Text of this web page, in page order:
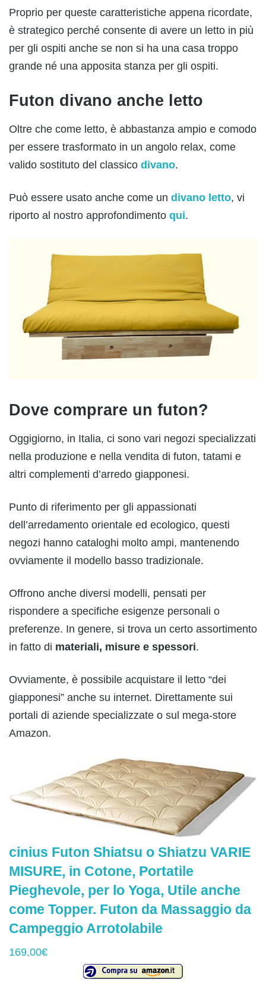
Proprio per queste caratteristiche appena ricordate,
è strategico perché consente di avere un letto in più
per gli ospiti anche se non si ha una casa troppo
grande né una apposita stanza per gli ospiti.
Futon divano anche letto
Oltre che come letto, è abbastanza ampio e comodo
per essere trasformato in un angolo relax, come
valido sostituto del classico divano.
Può essere usato anche come un divano letto, vi
riporto al nostro approfondimento qui.
Dove comprare un futon?
Oggigiorno, in Italia, ci sono vari negozi specializzati
nella produzione e nella vendita di futon, tatami e
altri complementi d’arredo giapponesi.
Punto di riferimento per gli appassionati
dell’arredamento orientale ed ecologico, questi
negozi hanno cataloghi molto ampi, mantenendo
ovviamente il modello basso tradizionale.
Offrono anche diversi modelli, pensati per
rispondere a specifiche esigenze personali o
preferenze. In genere, si trova un certo assortimento
in fatto di materiali, misure e spessori.
Ovviamente, è possibile acquistare il letto “dei
giapponesi” anche su internet. Direttamente sui
portali di aziende specializzate o sul mega-store
Amazon.
cinius Futon Shiatsu o Shiatzu VARIE
MISURE, in Cotone, Portatile
Pieghevole, per lo Yoga, Utile anche
come Topper. Futon da Massaggio da
Campeggio Arrotolabile
169,00€